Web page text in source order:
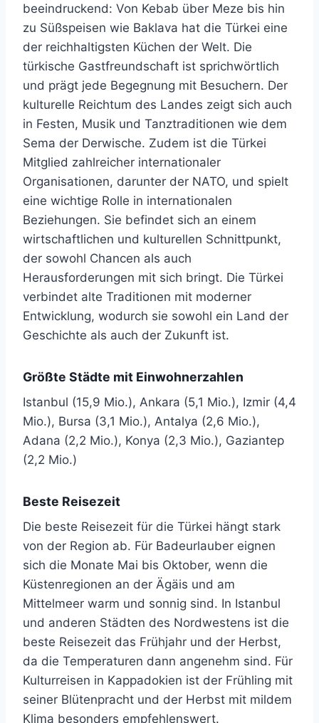
beeindruckend: Von Kebab über Meze bis hin
zu Süßspeisen wie Baklava hat die Türkei eine
der reichhaltigsten Küchen der Welt. Die
türkische Gastfreundschaft ist sprichwörtlich
und prägt jede Begegnung mit Besuchern. Der
kulturelle Reichtum des Landes zeigt sich auch
in Festen, Musik und Tanztraditionen wie dem
Sema der Derwische. Zudem ist die Türkei
Mitglied zahlreicher internationaler
Organisationen, darunter der NATO, und spielt
eine wichtige Rolle in internationalen
Beziehungen. Sie befindet sich an einem
wirtschaftlichen und kulturellen Schnittpunkt,
der sowohl Chancen als auch
Herausforderungen mit sich bringt. Die Türkei
verbindet alte Traditionen mit moderner
Entwicklung, wodurch sie sowohl ein Land der
Geschichte als auch der Zukunft ist.
Größte Städte mit Einwohnerzahlen
Istanbul (15,9 Mio.), Ankara (5,1 Mio.), Izmir (4,4
Mio.), Bursa (3,1 Mio.), Antalya (2,6 Mio.),
Adana (2,2 Mio.), Konya (2,3 Mio.), Gaziantep
(2,2 Mio.)
Beste Reisezeit
Die beste Reisezeit für die Türkei hängt stark
von der Region ab. Für Badeurlauber eignen
sich die Monate Mai bis Oktober, wenn die
Küstenregionen an der Ägäis und am
Mittelmeer warm und sonnig sind. In Istanbul
und anderen Städten des Nordwestens ist die
beste Reisezeit das Frühjahr und der Herbst,
da die Temperaturen dann angenehm sind. Für
Kulturreisen in Kappadokien ist der Frühling mit
seiner Blütenpracht und der Herbst mit mildem
Klima besonders empfehlenswert.